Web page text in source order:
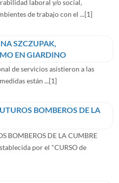
laboral y/o social,
de trabajo con el ...[1]
SZCZUPAK,
EN GIARDINO
de servicios asistieron a las
están ...[1]
BOMBEROS DE LA
BOMBEROS DE LA CUMBRE
por el "CURSO de